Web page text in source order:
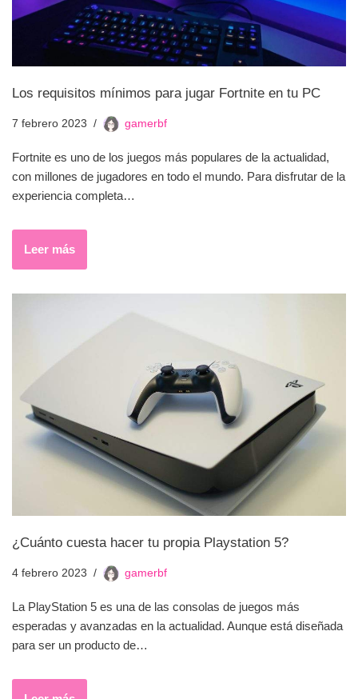
Los requisitos mínimos para jugar Fortnite en tu PC
7 febrero 2023 gamerbf
Fortnite es uno de los juegos más populares de la actualidad,
con millones de jugadores en todo el mundo. Para disfrutar de la
experiencia completa…
Leer más
¿Cuánto cuesta hacer tu propia Playstation 5?
4 febrero 2023 gamerbf
La PlayStation 5 es una de las consolas de juegos más
esperadas y avanzadas en la actualidad. Aunque está diseñada
para ser un producto de…